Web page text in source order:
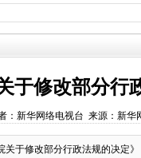
于修改部分行
：新华网络电视台 来源：新
关于修改部分行政法规的决